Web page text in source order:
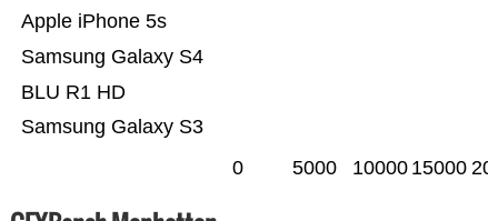
Samsung Galaxy S3
BLU R1 HD
Samsung Galaxy S4
Apple iPhone 5s
0 5000 10000 15000